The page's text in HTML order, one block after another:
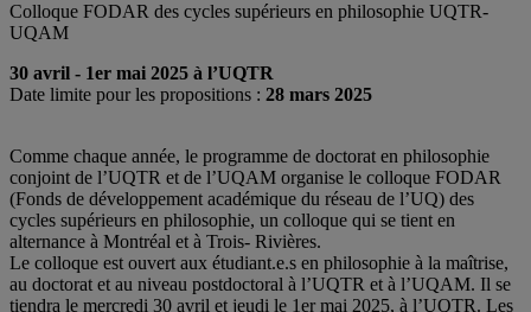
Colloque FODAR des cycles supérieurs en philosophie UQTR-
UQAM
30 avril - 1er mai 2025 à l’UQTR
Date limite pour les propositions : 28 mars 2025
Comme chaque année, le programme de doctorat en philosophie
conjoint de l’UQTR et de l’UQAM organise le colloque FODAR
(Fonds de développement académique du réseau de l’UQ) des
cycles supérieurs en philosophie, un colloque qui se tient en
alternance à Montréal et à Trois- Rivières.
Le colloque est ouvert aux étudiant.e.s en philosophie à la maîtrise,
au doctorat et au niveau postdoctoral à l’UQTR et à l’UQAM. Il se
tiendra le mercredi 30 avril et jeudi le 1er mai 2025, à l’UQTR. Les